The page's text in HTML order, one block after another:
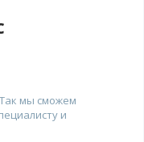
мы сможем
и